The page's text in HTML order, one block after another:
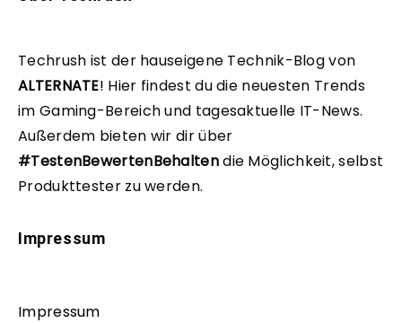
Techrush ist der hauseigene Technik-Blog von
ALTERNATE! Hier findest du die neuesten Trends
im Gaming-Bereich und tagesaktuelle IT-News.
Außerdem bieten wir dir über
#TestenBewertenBehaltendie Möglichkeit, selbst
Produkttester zu werden.
Impressum
Impressum